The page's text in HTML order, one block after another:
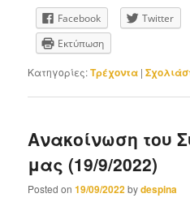
Facebook Twitter
Εκτύπωση
Κατηγορίες:Τρέχοντα |
Ανακοίνωση του
μας (19/9/2022)
Posted on19/09/2022bydespina